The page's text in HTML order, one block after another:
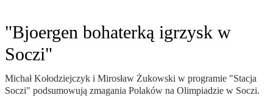
"Bjoergen bohaterką igrzysk w
Soczi"
Michał Kołodziejczyk i Mirosław Żukowski w programie "Stacja
Soczi" podsumowują zmagania Polaków na Olimpiadzie w Soczi.